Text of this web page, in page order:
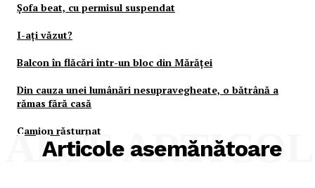
Şofa beat, cu permisul suspendat
I-aţi văzut?
Balcon în flăcări într-un bloc din Mărăţei
Din cauza unei lumânări nesupravegheate, o bătrână a
rămas fără casă
Camion răsturnat
Articole asemănătoare
ALTE